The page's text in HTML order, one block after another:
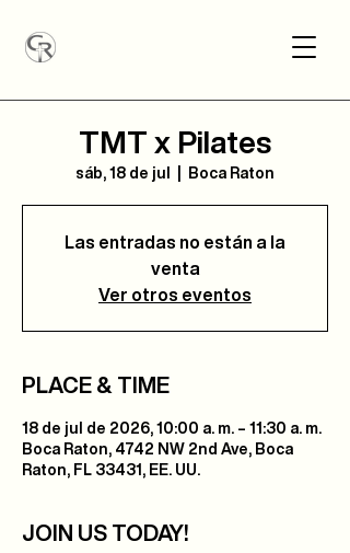
TMT x Pilates
sáb, 18 de jul
  |
Boca Raton
Las entradas no están a la
venta
Ver otros eventos
PLACE & TIME
18 de jul de 2026, 10:00 a. m. – 11:30 a. m.
Boca Raton, 4742 NW 2nd Ave, Boca
Raton, FL 33431, EE. UU.
JOIN US TODAY!